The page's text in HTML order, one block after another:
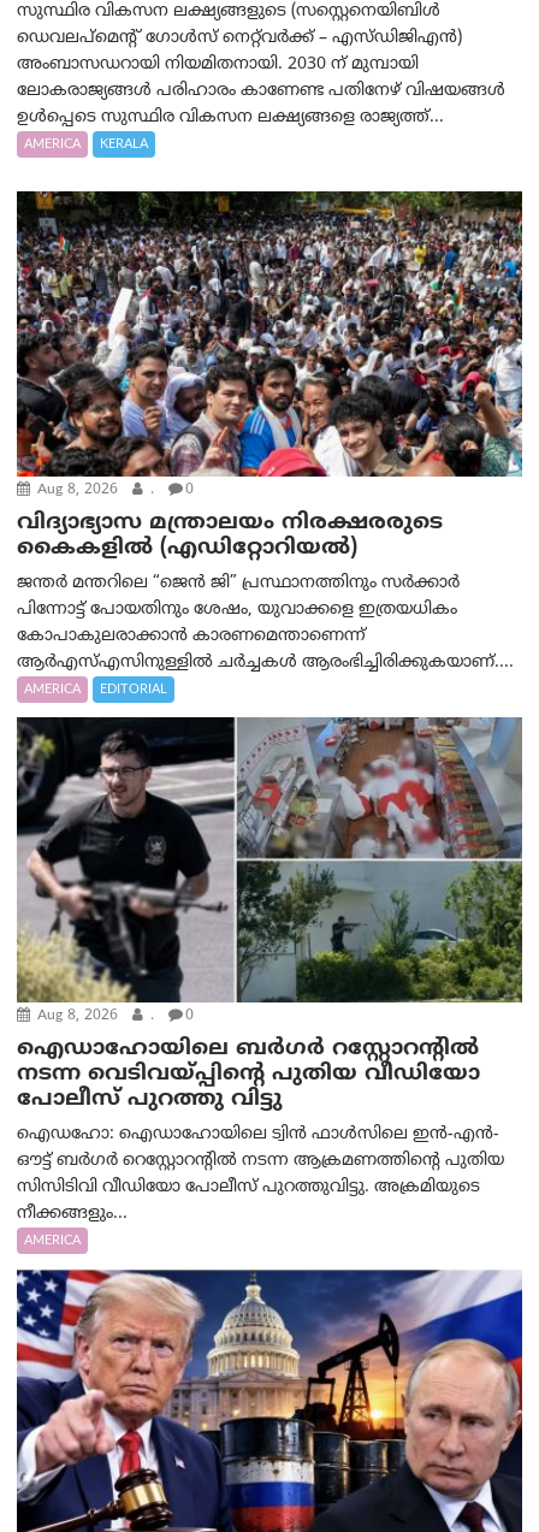
സുസ്ഥിര വികസന ലക്ഷ്യങ്ങളുടെ (സസ്റ്റെനെയിബിൾ
ഡെവലപ്‌മെന്റ് ഗോൾസ് നെറ്റ്‌വർക്ക് – എസ്ഡിജിഎൻ)
അംബാസഡറായി നിയമിതനായി. 2030 ന് മുമ്പായി
ലോകരാജ്യങ്ങൾ പരിഹാരം കാണേണ്ട പതിനേഴ് വിഷയങ്ങൾ
ഉൾപ്പെടെ സുസ്ഥിര വികസന ലക്ഷ്യങ്ങളെ രാജ്യത്ത്...
AMERICA KERALA
Aug 8, 2026 . 0
വിദ്യാഭ്യാസ മന്ത്രാലയം നിരക്ഷരരുടെ
കൈകളിൽ (എഡിറ്റോറിയല്‍)
ജന്തർ മന്തറിലെ “ജെൻ ജി” പ്രസ്ഥാനത്തിനും സർക്കാർ
പിന്നോട്ട് പോയതിനും ശേഷം, യുവാക്കളെ ഇത്രയധികം
കോപാകുലരാക്കാൻ കാരണമെന്താണെന്ന്
ആർ‌എസ്‌എസിനുള്ളിൽ ചർച്ചകൾ ആരംഭിച്ചിരിക്കുകയാണ്....
AMERICA EDITORIAL
Aug 8, 2026 . 0
ഐഡാഹോയിലെ ബർഗർ റസ്റ്റോറന്റിൽ
നടന്ന വെടിവയ്പ്പിന്റെ പുതിയ വീഡിയോ
പോലീസ് പുറത്തു വിട്ടു
ഐഡഹോ: ഐഡാഹോയിലെ ട്വിൻ ഫാൾസിലെ ഇൻ-എൻ-
ഔട്ട് ബർഗർ റെസ്റ്റോറന്റിൽ നടന്ന ആക്രമണത്തിന്റെ പുതിയ
സിസിടിവി വീഡിയോ പോലീസ് പുറത്തുവിട്ടു. അക്രമിയുടെ
നീക്കങ്ങളും...
AMERICA